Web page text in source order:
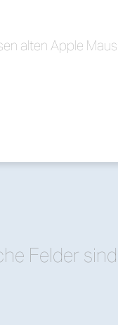
alten Apple
Felder